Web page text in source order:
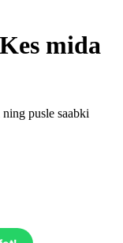
mida
pusle saabki